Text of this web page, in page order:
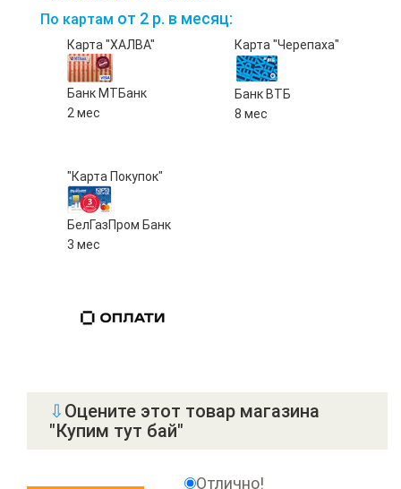
По картам от 2 р. в месяц:
Карта "ХАЛВА"
Банк МТБанк
2 мес
Карта "Черепаха"
Банк ВТБ
8 мес
"Карта Покупок"
БелГазПром Банк
3 мес
⇩ Оцените этот товар магазина
"Купим тут бай"
Отлично!